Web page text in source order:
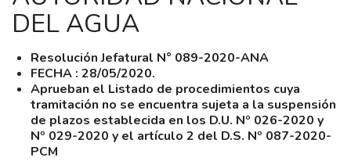
DEL AGUA
Resolución Jefatural N° 089-2020-ANA
FECHA : 28/05/2020.
Aprueban el Listado de procedimientos cuya
tramitación no se encuentra sujeta a la suspensión
de plazos establecida en los D.U. Nº 026-2020 y
Nº 029-2020 y el artículo 2 del D.S. Nº 087-2020-
PCM